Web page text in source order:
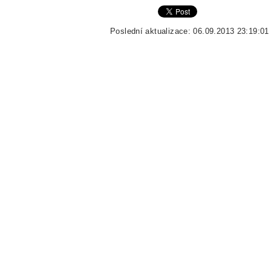
Poslední aktualizace: 06.09.2013 23:19:01